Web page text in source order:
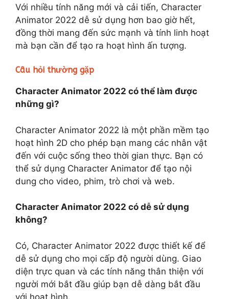
Với nhiều tính năng mới và cải tiến, Character
Animator 2022 dễ sử dụng hơn bao giờ hết,
đồng thời mang đến sức mạnh và tính linh hoạt
mà bạn cần để tạo ra hoạt hình ấn tượng.
Câu hỏi thường gặp
Character Animator 2022 có thể làm được
những gì?
Character Animator 2022 là một phần mềm tạo
hoạt hình 2D cho phép bạn mang các nhân vật
đến với cuộc sống theo thời gian thực. Bạn có
thể sử dụng Character Animator để tạo nội
dung cho video, phim, trò chơi và web.
Character Animator 2022 có dễ sử dụng
không?
Có, Character Animator 2022 được thiết kế để
dễ sử dụng cho mọi cấp độ người dùng. Giao
diện trực quan và các tính năng thân thiện với
người mới bắt đầu giúp bạn dễ dàng bắt đầu
với hoạt hình.